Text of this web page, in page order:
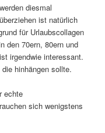
diesmal
ist natürlich
für Urlaubscollagen
den 70ern, 80ern und
irgendwie interessant.
hinhängen sollte.
echte
sich wenigstens